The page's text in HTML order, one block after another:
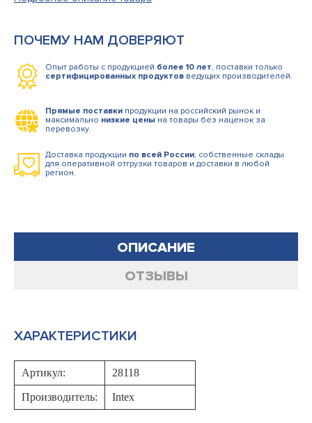
ПОЧЕМУ НАМ ДОВЕРЯЮТ
Опыт работы с продукцией более 10 лет, поставки только
сертифицированных продуктов ведущих производителей.
Прямые поставки продукции на российский рынок и
максимально низкие цены на товары без наценок за
перевозку.
Доставка продукции по всей России, собственные склады
для оперативной отгрузки товаров и доставки в любой
регион.
ОПИСАНИЕ
ОТЗЫВЫ
ХАРАКТЕРИСТИКИ
Артикул: 28118
Производитель: Intex